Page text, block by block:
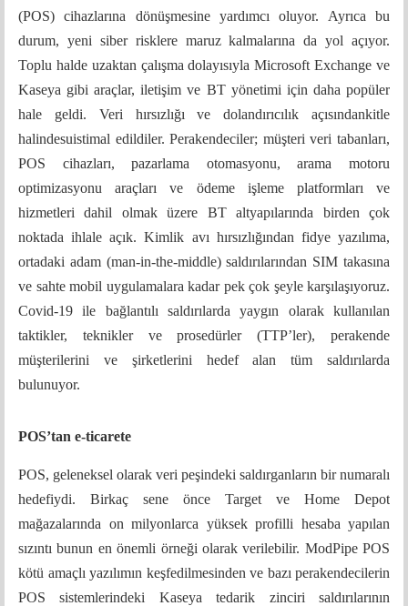
(POS) cihazlarına dönüşmesine yardımcı oluyor. Ayrıca bu
durum, yeni siber risklere maruz kalmalarına da yol açıyor.
Toplu halde uzaktan çalışma dolayısıyla Microsoft Exchange ve
Kaseya gibi araçlar, iletişim ve BT yönetimi için daha popüler
hale geldi. Veri hırsızlığı ve dolandırıcılık açısındankitle
halindesuistimal edildiler. Perakendeciler; müşteri veri tabanları,
POS cihazları, pazarlama otomasyonu, arama motoru
optimizasyonu araçları ve ödeme işleme platformları ve
hizmetleri dahil olmak üzere BT altyapılarında birden çok
noktada ihlale açık. Kimlik avı hırsızlığından fidye yazılıma,
ortadaki adam (man-in-the-middle) saldırılarından SIM takasına
ve sahte mobil uygulamalara kadar pek çok şeyle karşılaşıyoruz.
Covid-19 ile bağlantılı saldırılarda yaygın olarak kullanılan
taktikler, teknikler ve prosedürler (TTP’ler), perakende
müşterilerini ve şirketlerini hedef alan tüm saldırılarda
bulunuyor.
POS’tan e-ticarete
POS, geleneksel olarak veri peşindeki saldırganların bir numaralı
hedefiydi. Birkaç sene önce Target ve Home Depot
mağazalarında on milyonlarca yüksek profilli hesaba yapılan
sızıntı bunun en önemli örneği olarak verilebilir. ModPipe POS
kötü amaçlı yazılımın keşfedilmesinden ve bazı perakendecilerin
POS sistemlerindeki Kaseya tedarik zinciri saldırılarının